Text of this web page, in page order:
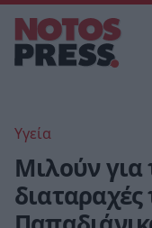
Υγεία
Μιλούν για